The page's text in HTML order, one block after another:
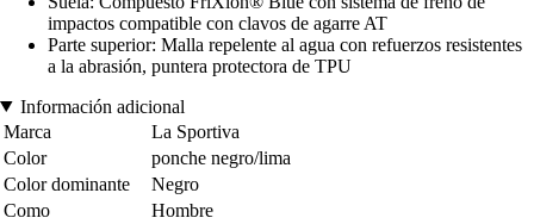
impactos compatible con clavos de agarre AT
Parte superior: Malla repelente al agua con refuerzos resistentes
a la abrasión, puntera protectora de TPU
Información adicional
Marca
La Sportiva
Color
ponche negro/lima
Color dominante
Negro
Como
Hombre